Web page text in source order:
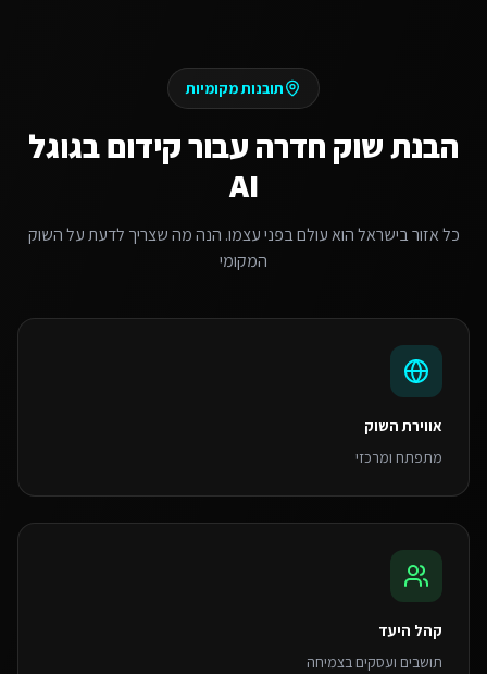
תובנות מקומיות
הבנת שוק חדרה עבורקידום בגוגל
AI
כל אזור בישראל הוא עולם בפני עצמו. הנה מה שצריך לדעת על השוק
המקומי
אווירת השוק
מתפתח ומרכזי
קהל היעד
תושבים ועסקים בצמיחה